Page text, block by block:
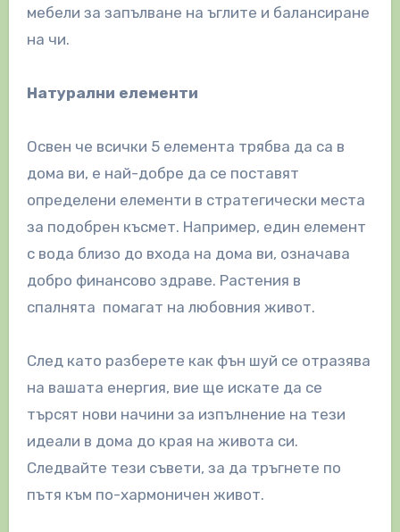
мебели за запълване на ъглите и балансиране
на чи.
Натурални елементи
Освен че всички 5 елемента трябва да са в
дома ви, е най-добре да се поставят
определени елементи в стратегически места
за подобрен късмет. Например, един елемент
с вода близо до входа на дома ви, означава
добро финансово здраве. Растения в
спалнята помагат на любовния живот.
След като разберете как фън шуй се отразява
на вашата енергия, вие ще искате да се
търсят нови начини за изпълнение на тези
идеали в дома до края на живота си.
Следвайте тези съвети, за да тръгнете по
пътя към по-хармоничен живот.